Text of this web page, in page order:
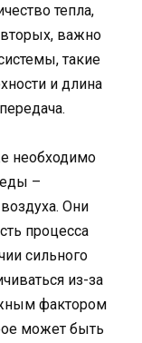
тепла,
важно
такие
и длина
необходимо
–
Они
процесса
сильного
из-за
фактором
может быть